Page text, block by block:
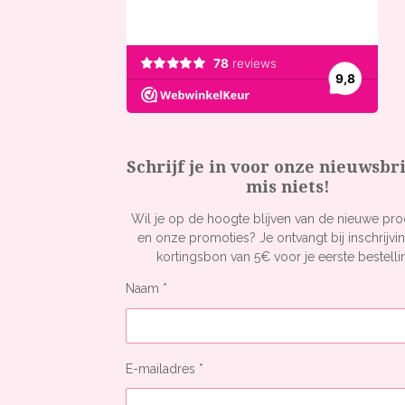
Schrijf je in voor onze
mis niets!
Wil je op de hoogte blijven van de nieuwe
en onze promoties? Je ontvangt bij
kortingsbon van 5€ voor je eerste
Naam *
E-mailadres *